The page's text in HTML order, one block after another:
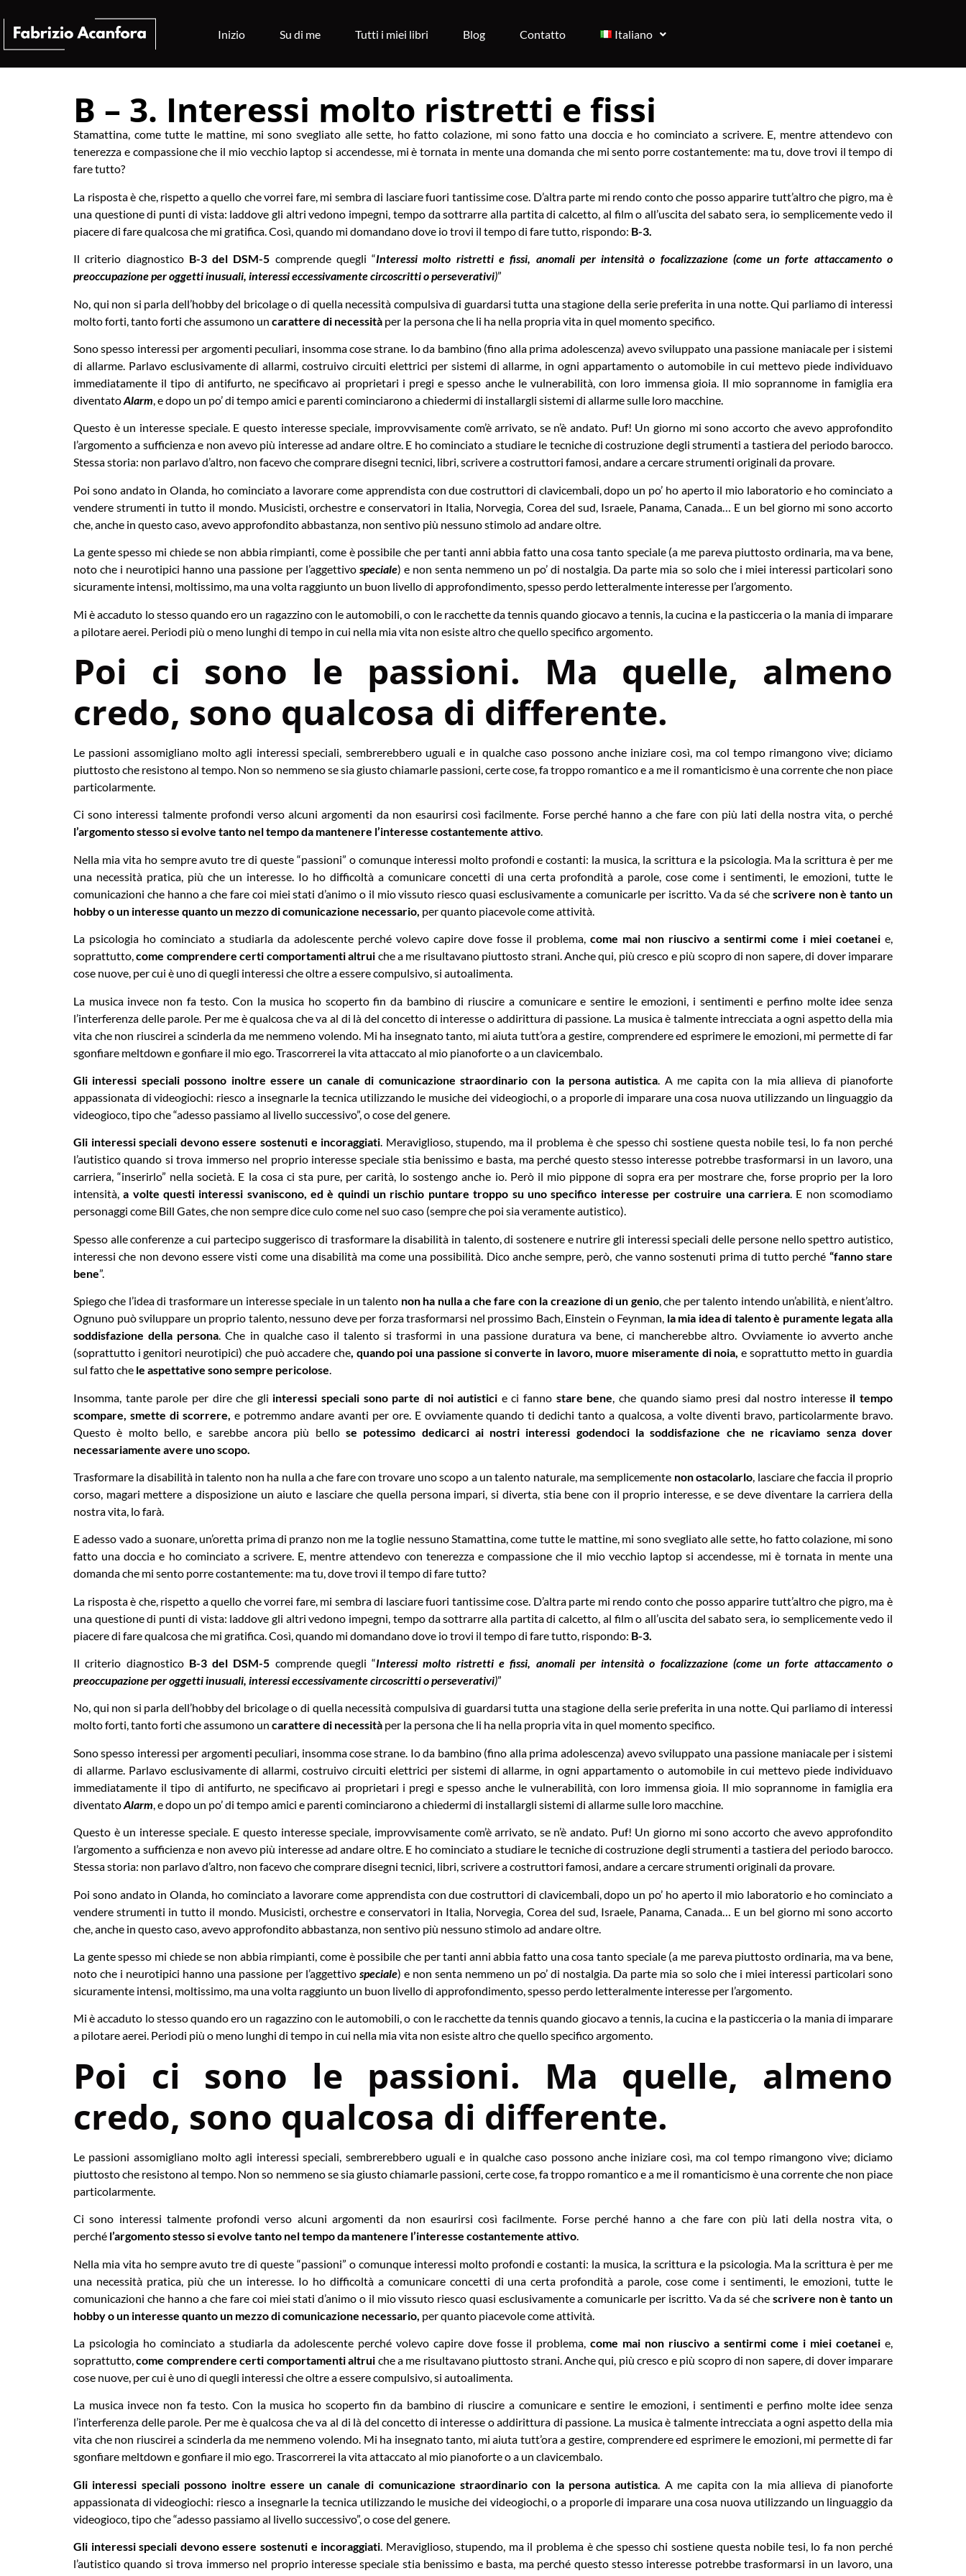
Inizio Su di me Tutti i miei libri Blog Contatto Italiano
B – 3. Interessi molto ristretti e fissi
Stamattina, come tutte le mattine, mi sono svegliato alle sette, ho fatto colazione, mi sono fatto una doccia e ho cominciato a scrivere. E, mentre attendevo con
tenerezza e compassione che il mio vecchio laptop si accendesse, mi è tornata in mente una domanda che mi sento porre costantemente: ma tu, dove trovi il tempo di
fare tutto?
La risposta è che, rispetto a quello che vorrei fare, mi sembra di lasciare fuori tantissime cose. D’altra parte mi rendo conto che posso apparire tutt’altro che pigro, ma è
una questione di punti di vista: laddove gli altri vedono impegni, tempo da sottrarre alla partita di calcetto, al film o all’uscita del sabato sera, io semplicemente vedo il
piacere di fare qualcosa che mi gratifica. Così, quando mi domandano dove io trovi il tempo di fare tutto, rispondo: B-3.
Il criterio diagnostico B-3 del DSM-5 comprende quegli “Interessi molto ristretti e fissi, anomali per intensità o focalizzazione (come un forte attaccamento o
preoccupazione per oggetti inusuali, interessi eccessivamente circoscritti o perseverativi)”
No, qui non si parla dell’hobby del bricolage o di quella necessità compulsiva di guardarsi tutta una stagione della serie preferita in una notte. Qui parliamo di interessi
molto forti, tanto forti che assumono un carattere di necessità per la persona che li ha nella propria vita in quel momento specifico.
Sono spesso interessi per argomenti peculiari, insomma cose strane. Io da bambino (fino alla prima adolescenza) avevo sviluppato una passione maniacale per i sistemi
di allarme. Parlavo esclusivamente di allarmi, costruivo circuiti elettrici per sistemi di allarme, in ogni appartamento o automobile in cui mettevo piede individuavo
immediatamente il tipo di antifurto, ne specificavo ai proprietari i pregi e spesso anche le vulnerabilità, con loro immensa gioia. Il mio soprannome in famiglia era
diventatoAlarm, e dopo un po’ di tempo amici e parenti cominciarono a chiedermi di installargli sistemi di allarme sulle loro macchine.
Questo è un interesse speciale. E questo interesse speciale, improvvisamente com’è arrivato, se n’è andato. Puf! Un giorno mi sono accorto che avevo approfondito
l’argomento a sufficienza e non avevo più interesse ad andare oltre. E ho cominciato a studiare le tecniche di costruzione degli strumenti a tastiera del periodo barocco.
Stessa storia: non parlavo d’altro, non facevo che comprare disegni tecnici, libri, scrivere a costruttori famosi, andare a cercare strumenti originali da provare.
Poi sono andato in Olanda, ho cominciato a lavorare come apprendista con due costruttori di clavicembali, dopo un po’ ho aperto il mio laboratorio e ho cominciato a
vendere strumenti in tutto il mondo. Musicisti, orchestre e conservatori in Italia, Norvegia, Corea del sud, Israele, Panama, Canada… E un bel giorno mi sono accorto
che, anche in questo caso, avevo approfondito abbastanza, non sentivo più nessuno stimolo ad andare oltre.
La gente spesso mi chiede se non abbia rimpianti, come è possibile che per tanti anni abbia fatto una cosa tanto speciale (a me pareva piuttosto ordinaria, ma va bene,
noto che i neurotipici hanno una passione per l’aggettivo speciale) e non senta nemmeno un po’ di nostalgia. Da parte mia so solo che i miei interessi particolari sono
sicuramente intensi, moltissimo, ma una volta raggiunto un buon livello di approfondimento, spesso perdo letteralmente interesse per l’argomento.
Mi è accaduto lo stesso quando ero un ragazzino con le automobili, o con le racchette da tennis quando giocavo a tennis, la cucina e la pasticceria o la mania di imparare
a pilotare aerei. Periodi più o meno lunghi di tempo in cui nella mia vita non esiste altro che quello specifico argomento.
Poi ci sono le passioni. Ma quelle, almeno
credo, sono qualcosa di differente.
Le passioni assomigliano molto agli interessi speciali, sembrerebbero uguali e in qualche caso possono anche iniziare così, ma col tempo rimangono vive; diciamo
piuttosto che resistono al tempo. Non so nemmeno se sia giusto chiamarle passioni, certe cose, fa troppo romantico e a me il romanticismo è una corrente che non piace
particolarmente.
Ci sono interessi talmente profondi verso alcuni argomenti da non esaurirsi così facilmente. Forse perché hanno a che fare con più lati della nostra vita, o perché
l’argomento stesso si evolve tanto nel tempo da mantenere l’interesse costantemente attivo.
Nella mia vita ho sempre avuto tre di queste “passioni” o comunque interessi molto profondi e costanti: la musica, la scrittura e la psicologia. Ma la scrittura è per me
una necessità pratica, più che un interesse. Io ho difficoltà a comunicare concetti di una certa profondità a parole, cose come i sentimenti, le emozioni, tutte le
comunicazioni che hanno a che fare coi miei stati d’animo o il mio vissuto riesco quasi esclusivamente a comunicarle per iscritto. Va da sé che scrivere non è tanto un
hobby o un interesse quanto un mezzo di comunicazione necessario, per quanto piacevole come attività.
La psicologia ho cominciato a studiarla da adolescente perché volevo capire dove fosse il problema,come mai non riuscivo a sentirmi come i miei coetanei e,
soprattutto,come comprendere certi comportamenti altrui che a me risultavano piuttosto strani. Anche qui, più cresco e più scopro di non sapere, di dover imparare
cose nuove, per cui è uno di quegli interessi che oltre a essere compulsivo, si autoalimenta.
La musica invece non fa testo. Con la musica ho scoperto fin da bambino di riuscire a comunicare e sentire le emozioni, i sentimenti e perfino molte idee senza
l’interferenza delle parole. Per me è qualcosa che va al di là del concetto di interesse o addirittura di passione. La musica è talmente intrecciata a ogni aspetto della mia
vita che non riuscirei a scinderla da me nemmeno volendo. Mi ha insegnato tanto, mi aiuta tutt’ora a gestire, comprendere ed esprimere le emozioni, mi permette di far
sgonfiare meltdown e gonfiare il mio ego. Trascorrerei la vita attaccato al mio pianoforte o a un clavicembalo.
Gli interessi speciali possono inoltre essere un canale di comunicazione straordinario con la persona autistica. A me capita con la mia allieva di pianoforte
appassionata di videogiochi: riesco a insegnarle la tecnica utilizzando le musiche dei videogiochi, o a proporle di imparare una cosa nuova utilizzando un linguaggio da
videogioco, tipo che “adesso passiamo al livello successivo”, o cose del genere.
Gli interessi speciali devono essere sostenuti e incoraggiati. Meraviglioso, stupendo, ma il problema è che spesso chi sostiene questa nobile tesi, lo fa non perché
l’autistico quando si trova immerso nel proprio interesse speciale stia benissimo e basta, ma perché questo stesso interesse potrebbe trasformarsi in un lavoro, una
carriera, “inserirlo” nella società. E la cosa ci sta pure, per carità, lo sostengo anche io. Però il mio pippone di sopra era per mostrare che, forse proprio per la loro
intensità,a volte questi interessi svaniscono, ed è quindi un rischio puntare troppo su uno specifico interesse per costruire una carriera. E non scomodiamo
personaggi come Bill Gates, che non sempre dice culo come nel suo caso (sempre che poi sia veramente autistico).
Spesso alle conferenze a cui partecipo suggerisco di trasformare la disabilità in talento, di sostenere e nutrire gli interessi speciali delle persone nello spettro autistico,
interessi che non devono essere visti come una disabilità ma come una possibilità. Dico anche sempre, però, che vanno sostenuti prima di tutto perché “fanno stare
bene”.
Spiego che l’idea di trasformare un interesse speciale in un talento non ha nulla a che fare con la creazione di un genio, che per talento intendo un’abilità, e nient’altro.
Ognuno può sviluppare un proprio talento, nessuno deve per forza trasformarsi nel prossimo Bach, Einstein o Feynman, la mia idea di talento è puramente legata alla
soddisfazione della persona. Che in qualche caso il talento si trasformi in una passione duratura va bene, ci mancherebbe altro. Ovviamente io avverto anche
(soprattutto i genitori neurotipici) che può accadere che, quando poi una passione si converte in lavoro, muore miseramente di noia,e soprattutto metto in guardia
sul fatto che le aspettative sono sempre pericolose.
Insomma, tante parole per dire che gli interessi speciali sono parte di noi autistici e ci fanno stare bene , che quando siamo presi dal nostro interesse il tempo
scompare, smette di scorrere, e potremmo andare avanti per ore. E ovviamente quando ti dedichi tanto a qualcosa, a volte diventi bravo, particolarmente bravo.
Questo è molto bello, e sarebbe ancora più bello se potessimo dedicarci ai nostri interessi godendoci la soddisfazione che ne ricaviamo senza dover
necessariamente avere uno scopo.
Trasformare la disabilità in talento non ha nulla a che fare con trovare uno scopo a un talento naturale, ma semplicemente non ostacolarlo, lasciare che faccia il proprio
corso, magari mettere a disposizione un aiuto e lasciare che quella persona impari, si diverta, stia bene con il proprio interesse, e se deve diventare la carriera della
nostra vita, lo farà.
E adesso vado a suonare, un’oretta prima di pranzo non me la toglie nessuno Stamattina, come tutte le mattine, mi sono svegliato alle sette, ho fatto colazione, mi sono
fatto una doccia e ho cominciato a scrivere. E, mentre attendevo con tenerezza e compassione che il mio vecchio laptop si accendesse, mi è tornata in mente una
domanda che mi sento porre costantemente: ma tu, dove trovi il tempo di fare tutto?
La risposta è che, rispetto a quello che vorrei fare, mi sembra di lasciare fuori tantissime cose. D’altra parte mi rendo conto che posso apparire tutt’altro che pigro, ma è
una questione di punti di vista: laddove gli altri vedono impegni, tempo da sottrarre alla partita di calcetto, al film o all’uscita del sabato sera, io semplicemente vedo il
piacere di fare qualcosa che mi gratifica. Così, quando mi domandano dove io trovi il tempo di fare tutto, rispondo: B-3.
Il criterio diagnostico B-3 del DSM-5 comprende quegli “Interessi molto ristretti e fissi, anomali per intensità o focalizzazione (come un forte attaccamento o
preoccupazione per oggetti inusuali, interessi eccessivamente circoscritti o perseverativi)”
No, qui non si parla dell’hobby del bricolage o di quella necessità compulsiva di guardarsi tutta una stagione della serie preferita in una notte. Qui parliamo di interessi
molto forti, tanto forti che assumono un carattere di necessità per la persona che li ha nella propria vita in quel momento specifico.
Sono spesso interessi per argomenti peculiari, insomma cose strane. Io da bambino (fino alla prima adolescenza) avevo sviluppato una passione maniacale per i sistemi
di allarme. Parlavo esclusivamente di allarmi, costruivo circuiti elettrici per sistemi di allarme, in ogni appartamento o automobile in cui mettevo piede individuavo
immediatamente il tipo di antifurto, ne specificavo ai proprietari i pregi e spesso anche le vulnerabilità, con loro immensa gioia. Il mio soprannome in famiglia era
diventatoAlarm, e dopo un po’ di tempo amici e parenti cominciarono a chiedermi di installargli sistemi di allarme sulle loro macchine.
Questo è un interesse speciale. E questo interesse speciale, improvvisamente com’è arrivato, se n’è andato. Puf! Un giorno mi sono accorto che avevo approfondito
l’argomento a sufficienza e non avevo più interesse ad andare oltre. E ho cominciato a studiare le tecniche di costruzione degli strumenti a tastiera del periodo barocco.
Stessa storia: non parlavo d’altro, non facevo che comprare disegni tecnici, libri, scrivere a costruttori famosi, andare a cercare strumenti originali da provare.
Poi sono andato in Olanda, ho cominciato a lavorare come apprendista con due costruttori di clavicembali, dopo un po’ ho aperto il mio laboratorio e ho cominciato a
vendere strumenti in tutto il mondo. Musicisti, orchestre e conservatori in Italia, Norvegia, Corea del sud, Israele, Panama, Canada… E un bel giorno mi sono accorto
che, anche in questo caso, avevo approfondito abbastanza, non sentivo più nessuno stimolo ad andare oltre.
La gente spesso mi chiede se non abbia rimpianti, come è possibile che per tanti anni abbia fatto una cosa tanto speciale (a me pareva piuttosto ordinaria, ma va bene,
noto che i neurotipici hanno una passione per l’aggettivo speciale) e non senta nemmeno un po’ di nostalgia. Da parte mia so solo che i miei interessi particolari sono
sicuramente intensi, moltissimo, ma una volta raggiunto un buon livello di approfondimento, spesso perdo letteralmente interesse per l’argomento.
Mi è accaduto lo stesso quando ero un ragazzino con le automobili, o con le racchette da tennis quando giocavo a tennis, la cucina e la pasticceria o la mania di imparare
a pilotare aerei. Periodi più o meno lunghi di tempo in cui nella mia vita non esiste altro che quello specifico argomento.
Poi ci sono le passioni. Ma quelle, almeno
credo, sono qualcosa di differente.
Le passioni assomigliano molto agli interessi speciali, sembrerebbero uguali e in qualche caso possono anche iniziare così, ma col tempo rimangono vive; diciamo
piuttosto che resistono al tempo. Non so nemmeno se sia giusto chiamarle passioni, certe cose, fa troppo romantico e a me il romanticismo è una corrente che non piace
particolarmente.
Ci sono interessi talmente profondi verso alcuni argomenti da non esaurirsi così facilmente. Forse perché hanno a che fare con più lati della nostra vita, o
perché l’argomento stesso si evolve tanto nel tempo da mantenere l’interesse costantemente attivo.
Nella mia vita ho sempre avuto tre di queste “passioni” o comunque interessi molto profondi e costanti: la musica, la scrittura e la psicologia. Ma la scrittura è per me
una necessità pratica, più che un interesse. Io ho difficoltà a comunicare concetti di una certa profondità a parole, cose come i sentimenti, le emozioni, tutte le
comunicazioni che hanno a che fare coi miei stati d’animo o il mio vissuto riesco quasi esclusivamente a comunicarle per iscritto. Va da sé che scrivere non è tanto un
hobby o un interesse quanto un mezzo di comunicazione necessario, per quanto piacevole come attività.
La psicologia ho cominciato a studiarla da adolescente perché volevo capire dove fosse il problema,come mai non riuscivo a sentirmi come i miei coetanei e,
soprattutto,come comprendere certi comportamenti altrui che a me risultavano piuttosto strani. Anche qui, più cresco e più scopro di non sapere, di dover imparare
cose nuove, per cui è uno di quegli interessi che oltre a essere compulsivo, si autoalimenta.
La musica invece non fa testo. Con la musica ho scoperto fin da bambino di riuscire a comunicare e sentire le emozioni, i sentimenti e perfino molte idee senza
l’interferenza delle parole. Per me è qualcosa che va al di là del concetto di interesse o addirittura di passione. La musica è talmente intrecciata a ogni aspetto della mia
vita che non riuscirei a scinderla da me nemmeno volendo. Mi ha insegnato tanto, mi aiuta tutt’ora a gestire, comprendere ed esprimere le emozioni, mi permette di far
sgonfiare meltdown e gonfiare il mio ego. Trascorrerei la vita attaccato al mio pianoforte o a un clavicembalo.
Gli interessi speciali possono inoltre essere un canale di comunicazione straordinario con la persona autistica . A me capita con la mia allieva di pianoforte
appassionata di videogiochi: riesco a insegnarle la tecnica utilizzando le musiche dei videogiochi, o a proporle di imparare una cosa nuova utilizzando un linguaggio da
videogioco, tipo che “adesso passiamo al livello successivo”, o cose del genere.
Gli interessi speciali devono essere sostenuti e incoraggiati. Meraviglioso, stupendo, ma il problema è che spesso chi sostiene questa nobile tesi, lo fa non perché
l’autistico quando si trova immerso nel proprio interesse speciale stia benissimo e basta, ma perché questo stesso interesse potrebbe trasformarsi in un lavoro, una